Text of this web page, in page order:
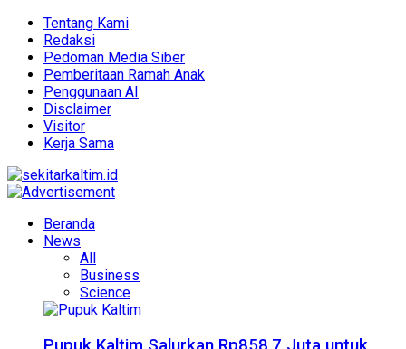
Tentang Kami
Redaksi
Pedoman Media Siber
Pemberitaan Ramah Anak
Penggunaan AI
Disclaimer
Visitor
Kerja Sama
Beranda
News
All
Business
Science